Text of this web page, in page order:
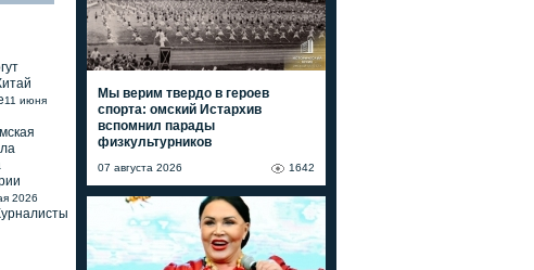
11 июня
2026
Мы верим твердо в героев
спорта: омский Истархив
вспомнил парады
физкультурников
1642
07 августа 2026